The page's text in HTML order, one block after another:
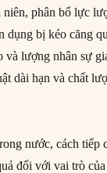
niên, phân bổ lực
dụng bị kéo căng
và lượng nhân sự
dài hạn và chất
nước, cách tiếp
đối với vai trò